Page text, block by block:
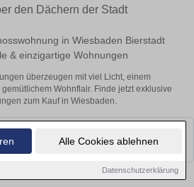
Alle Cookies ablehnen
Datenschutzerklärung
den Dächern der Stadt
in Wiesbaden Bierstadt
& einzigartige Wohnungen
überzeugen mit viel Licht, einem
Wohnflair. Finde jetzt exklusive
zum Kauf in Wiesbaden.
passenden Objekte finden. Schauen Sie